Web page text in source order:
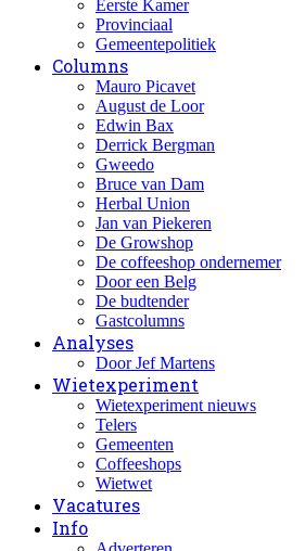
Eerste Kamer
Provinciaal
Gemeentepolitiek
Columns
Mauro Picavet
August de Loor
Edwin Bax
Derrick Bergman
Gweedo
Bruce van Dam
Herbal Union
Jan van Piekeren
De Growshop
De coffeeshop ondernemer
Door een Belg
De budtender
Gastcolumns
Analyses
Door Jef Martens
Wietexperiment
Wietexperiment nieuws
Telers
Gemeenten
Coffeeshops
Wietwet
Vacatures
Info